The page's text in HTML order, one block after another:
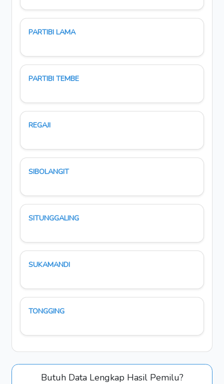
PARTIBI LAMA
PARTIBI TEMBE
REGAJI
SIBOLANGIT
SITUNGGALING
SUKAMANDI
TONGGING
Butuh Data Lengkap Hasil Pemilu?